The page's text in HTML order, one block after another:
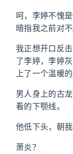
呵，李婷不愧
暗指我之前对
我正想开口反
了李婷，李婷
上了一个温暖的
男人身上的古
看的下颚线。
他低下头，朝我
萧炎？